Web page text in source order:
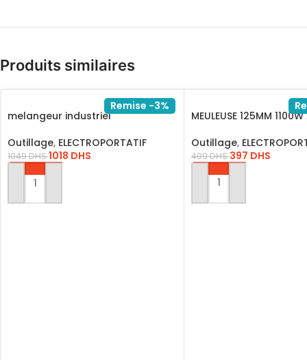
Produits similaires
Remise -3%
melangeur industriel
Outillage, ELECTROPORTATIF
1049DHS1018 DHS
AJOUTER AU PANIER
MEULEUSE 125MM
Outillage,
409DHS397 DHS
AJOUTER AU PANIER